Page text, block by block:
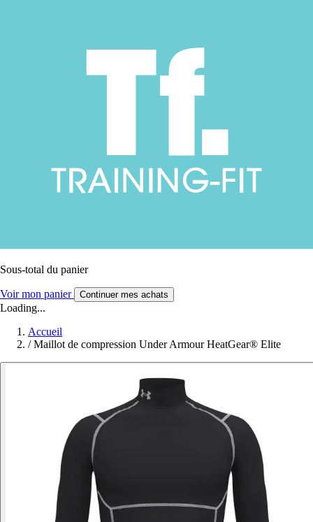
Sous-total du panier
Voir mon panier Continuer mes achats
Loading...
Accueil
/ Maillot de compression Under Armour HeatGear® Elite